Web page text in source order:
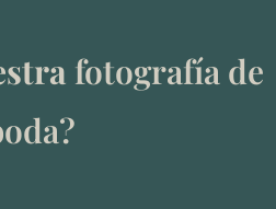
fotografía de